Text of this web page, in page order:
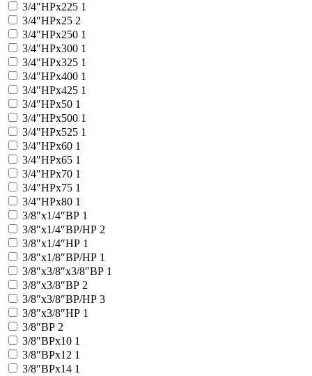
3/4″НРx225 1
3/4″НРx25 2
3/4″НРx250 1
3/4″НРx300 1
3/4″НРx325 1
3/4″НРx400 1
3/4″НРx425 1
3/4″НРx50 1
3/4″НРx500 1
3/4″НРx525 1
3/4″НРx60 1
3/4″НРx65 1
3/4″НРx70 1
3/4″НРx75 1
3/4″НРx80 1
3/8″x1/4″ВР 1
3/8″x1/4″ВР/НР 2
3/8″x1/4″НР 1
3/8″x1/8″ВР/НР 1
3/8″x3/8″x3/8″ВР 1
3/8″x3/8″ВР 2
3/8″x3/8″ВР/НР 3
3/8″x3/8″НР 1
3/8″ВР 2
3/8″ВРx10 1
3/8″ВРx12 1
3/8″ВРx14 1